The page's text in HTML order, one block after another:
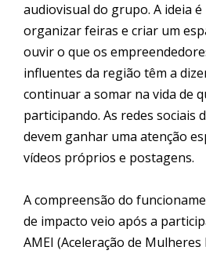
audiovisual do grupo. A ideia
organizar feiras e criar um
ouvir o que os
influentes da região têm a
continuar a somar na vida de
participando. As redes sociais
devem ganhar uma atenção
vídeos próprios e postagens.
A compreensão do
de impacto veio após a
AMEI (Aceleração de